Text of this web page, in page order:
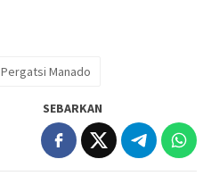
Pergatsi Manado
SEBARKAN